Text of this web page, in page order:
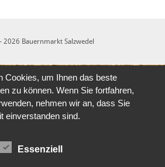
Bauernmarkt Salzwedel
Cookies, um Ihnen das beste
zu können. Wenn Sie fortfahren,
nehmen wir an, dass Sie
einverstanden sind.
Essenziell